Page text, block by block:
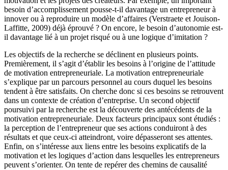
besoin d’accomplissement pousse-t-il davantage un entrepreneur à
innover ou à reproduire un modèle d’affaires (Verstraete et Jouison-
Laffitte, 2009) déjà éprouvé ? On encore, le besoin d’autonomie est-
il davantage lié à un projet risqué ou à une logique d’imitation ?
Les objectifs de la recherche se déclinent en plusieurs points.
Premièrement, il s’agit d’établir les besoins à l’origine de l’attitude
de motivation entrepreneuriale. La motivation entrepreneuriale
s’explique par un parcours personnel au cours duquel les besoins
tendent à être satisfaits. On cherche donc si ces besoins se retrouvent
dans un contexte de création d’entreprise. Un second objectif
poursuivi par la recherche est la découverte des antécédents de la
motivation entrepreneuriale. Deux facteurs principaux sont étudiés :
la perception de l’entrepreneur que ses actions conduiront à des
résultats et que ceux-ci atteindront, voire dépasseront ses attentes.
Enfin, on s’intéresse aux liens entre les besoins explicatifs de la
motivation et les logiques d’action dans lesquelles les entrepreneurs
peuvent s’orienter. On tente de repérer des chemins de causalité